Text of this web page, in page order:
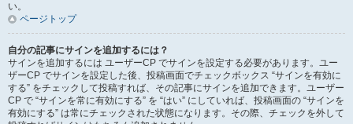
い。
ページトップ
自分の記事にサインを追加するには？
サインを追加するには ユーザーCP でサインを設定する必要があります。ユー
ザーCP でサインを設定した後、投稿画面でチェックボックス “サインを有効に
する” をチェックして投稿すれば、その記事にサインを追加できます。ユーザー
CP で “サインを常に有効にする” を “はい” にしていれば、投稿画面の “サインを
有効にする” は常にチェックされた状態になります。その際、チェックを外して